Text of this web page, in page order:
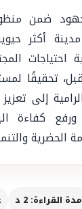
ضمن
أكثر
احتياجات
تحقيقًا
المملكة 2030 الرامية
كفاءة
الحضرية
مدة القراءة: 2 د